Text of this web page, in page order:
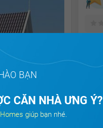
BẠN
CĂN NHÀ ƯNG Ý?
giúp bạn nhé.